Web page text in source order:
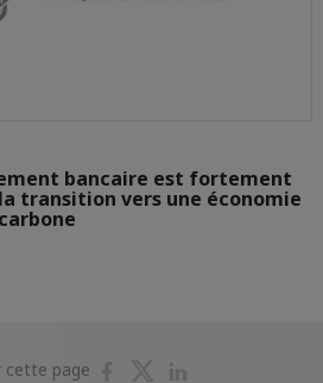
bancaire est fortement
transition vers une économie
cette page
PartagerPartager